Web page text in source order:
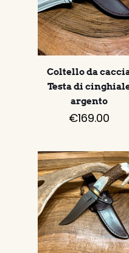
Coltello da
Testa di
argento
€169.00